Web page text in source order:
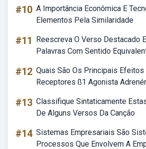
#10 A Importância Econômica E
Elementos Pela Similaridade
#11
Reescreva O Verso Destacado
Palavras Com Sentido
#12 Quais São Os Principais Efeitos
Receptores ß1 Agonista
#13 Classifique Sintaticamente
De Alguns Versos Da Canção
#14 Sistemas Empresariais São
Processos Que Envolvem A